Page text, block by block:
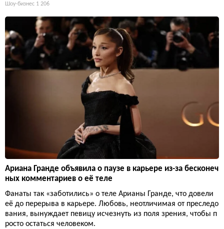
Шоу-бизнес 1 206
Ариана Гранде объявила о паузе в карьере из-за бесконеч
ных комментариев о её теле
Фанаты так «заботились» о теле Арианы Гранде, что довели
её до перерыва в карьере. Любовь, неотличимая от преследо
вания, вынуждает певицу исчезнуть из поля зрения, чтобы п
росто остаться человеком.